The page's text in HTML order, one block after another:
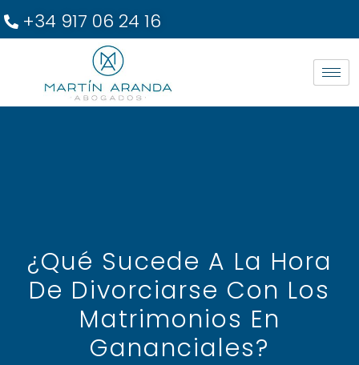
+34 917 06 24 16
¿Qué Sucede A La Hora
De Divorciarse Con Los
Matrimonios En
Gananciales?